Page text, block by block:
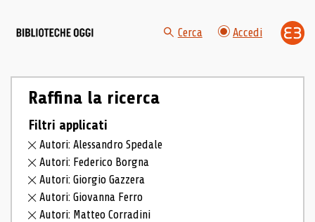
Cerca Accedi
Raffina la ricerca
Filtri applicati
Autori: Alessandro Spedale
Autori: Federico Borgna
Autori: Giorgio Gazzera
Autori: Giovanna Ferro
Autori: Matteo Corradini